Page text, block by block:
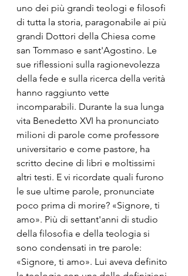
uno dei più grandi teologi e filosofi
di tutta la storia, paragonabile ai più
grandi Dottori della Chiesa come
san Tommaso e sant'Agostino. Le
sue riflessioni sulla ragionevolezza
della fede e sulla ricerca della verità
hanno raggiunto vette
incomparabili. Durante la sua lunga
vita Benedetto XVI ha pronunciato
milioni di parole come professore
universitario e come pastore, ha
scritto decine di libri e moltissimi
altri testi. E vi ricordate quali furono
le sue ultime parole, pronunciate
poco prima di morire? «Signore, ti
amo». Più di settant'anni di studio
della filosofia e della teologia si
sono condensati in tre parole:
«Signore, ti amo». Lui aveva definito